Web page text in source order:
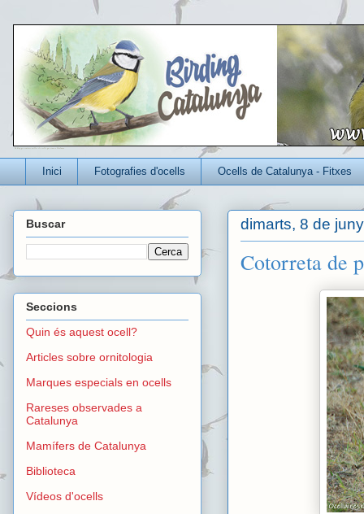
Un blog per conèixer millor els ocells que viuen a Catalunya
Inici Fotografies d'ocells Ocells de Catalunya - Fitxes
dimarts, 8 de
Cotorreta de
Buscar
Seccions
Quin és aquest ocell?
Articles sobre ornitologia
Marques especials en ocells
Rareses observades a
Catalunya
Mamífers de Catalunya
Biblioteca
Vídeos d'ocells